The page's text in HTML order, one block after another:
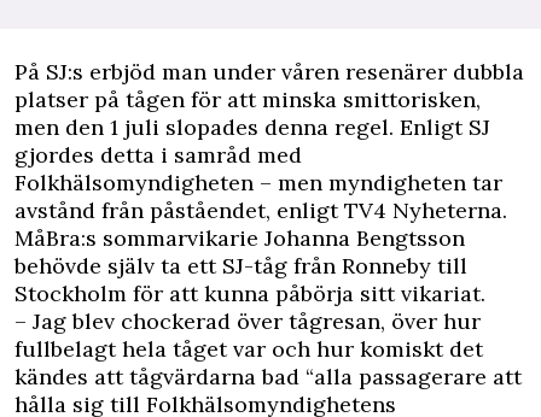
På SJ:s erbjöd man under våren resenärer dubbla
platser på tågen för att minska smittorisken,
men den 1 juli slopades denna regel. Enligt SJ
gjordes detta i samråd med
Folkhälsomyndigheten – men myndigheten tar
avstånd från påståendet, enligt TV4 Nyheterna.
MåBra:s sommarvikarie Johanna Bengtsson
behövde själv ta ett SJ-tåg från Ronneby till
Stockholm för att kunna påbörja sitt vikariat.
– Jag blev chockerad över tågresan, över hur
fullbelagt hela tåget var och hur komiskt det
kändes att tågvärdarna bad “alla passagerare att
hålla sig till Folkhälsomyndighetens